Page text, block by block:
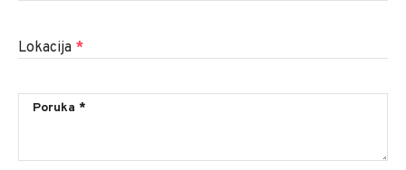
Lokacija *